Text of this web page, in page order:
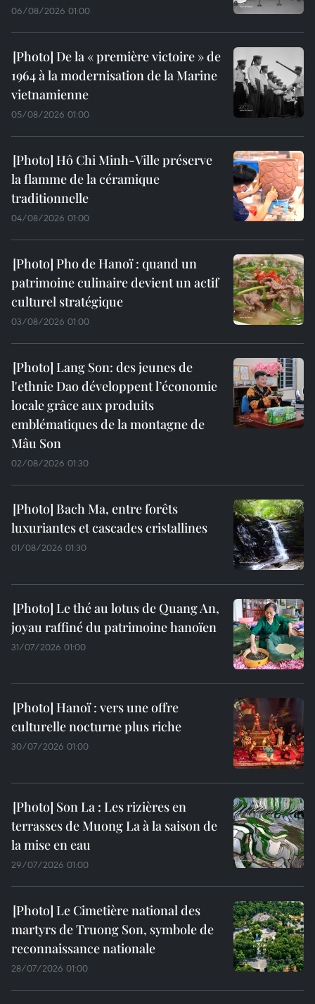
06/08/2026 01:00
De la « première victoire » de
1964 à la modernisation de la Marine
vietnamienne
05/08/2026 01:00
Hô Chi Minh-Ville préserve
la flamme de la céramique
traditionnelle
04/08/2026 01:00
Pho de Hanoï : quand un
patrimoine culinaire devient un actif
culturel stratégique
03/08/2026 01:00
Lang Son: des jeunes de
l'ethnie Dao développent l’économie
locale grâce aux produits
emblématiques de la montagne de
Mâu Son
02/08/2026 01:30
Bach Ma, entre forêts
luxuriantes et cascades cristallines
01/08/2026 01:30
Le thé au lotus de Quang An,
joyau raffiné du patrimoine hanoïen
31/07/2026 01:00
Hanoï : vers une offre
culturelle nocturne plus riche
30/07/2026 01:00
Son La : Les rizières en
terrasses de Muong La à la saison de
la mise en eau
29/07/2026 01:00
Le Cimetière national des
martyrs de Truong Son, symbole de
reconnaissance nationale
28/07/2026 01:00